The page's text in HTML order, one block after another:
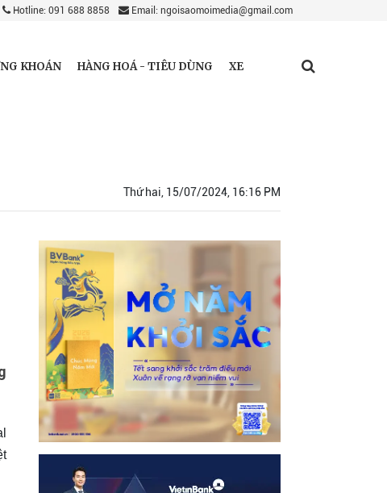
Hotline: 091 688 8858 Email: ngoisaomoimedia@gmail.com
KHOÁN HÀNG HOÁ - TIÊU DÙNG XE
Thứ hai, 15/07/2024, 16:16 PM